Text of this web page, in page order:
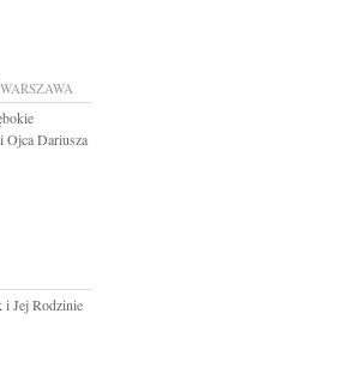
WARSZAWA
Ojca Dariusza
i Jej Rodzinie